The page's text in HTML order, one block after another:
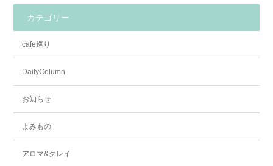
カテゴリー
cafe巡り
DailyColumn
お知らせ
よみもの
アロマ&クレイ